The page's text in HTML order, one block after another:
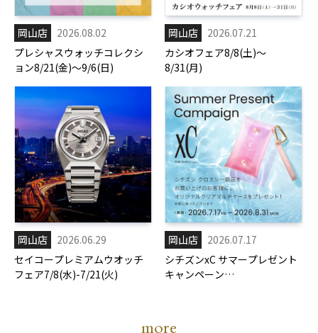
岡山店
2026.08.02
プレシャスウォッチコレクシ
ョン8/21(金)～9/6(日)
岡山店
2026.07.21
カシオフェア8/8(土)～
8/31(月)
岡山店
2026.06.29
セイコープレミアムウオッチ
フェア7/8(水)-7/21(火)
岡山店
2026.07.17
シチズンxC サマープレゼント
キャンペーン
more